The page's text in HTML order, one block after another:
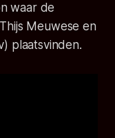
waar de
Meuwese en
plaatsvinden.